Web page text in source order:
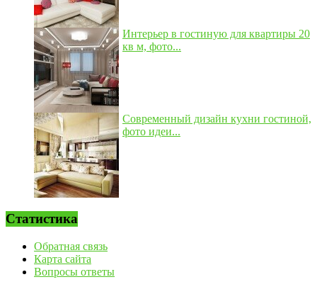
Интерьер в гостиную для квартиры 20
кв м, фото...
Современный дизайн кухни гостиной,
фото идеи...
Статистика
Обратная связь
Карта сайта
Вопросы ответы